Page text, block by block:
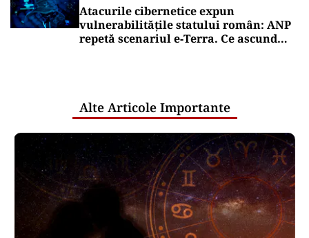
Atacurile cibernetice expun
vulnerabilitățile statului român: ANP
repetă scenariul e‑Terra. Ce ascund
Alte Articole Importante